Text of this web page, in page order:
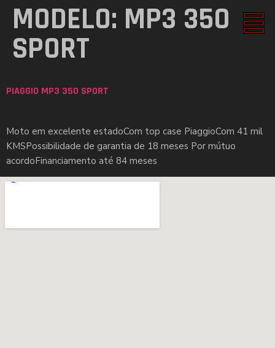
MODELO: MP3 350
SPORT
PIAGGIO MP3 350 SPORT
Moto em excelente estadoCom top case PiaggioCom 41 mil
KMSPossibilidade de garantia de 18 meses Por mútuo
acordoFinanciamento até 84 meses